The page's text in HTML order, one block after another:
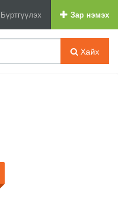
Бүртгүүлэх Зар нэмэх
Хайх